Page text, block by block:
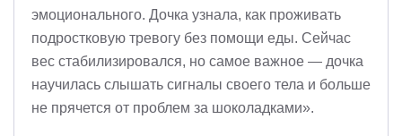
эмоционального. Дочка узнала, как проживать
подростковую тревогу без помощи еды. Сейчас
вес стабилизировался, но самое важное — дочка
научилась слышать сигналы своего тела и больше
не прячется от проблем за шоколадками».